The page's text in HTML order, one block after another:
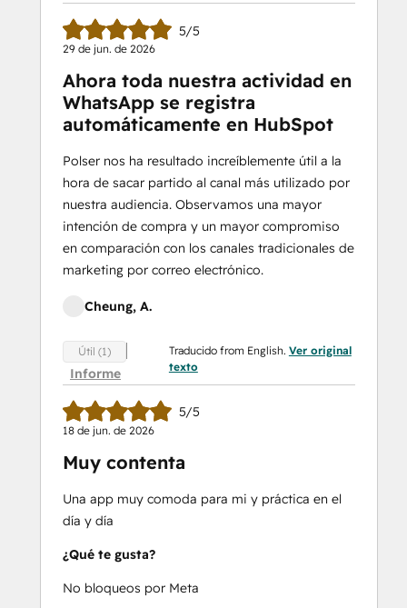
5/5
29 de jun. de 2026
Ahora toda nuestra actividad en
WhatsApp se registra
automáticamente en HubSpot
Polser nos ha resultado increíblemente útil a la
hora de sacar partido al canal más utilizado por
nuestra audiencia. Observamos una mayor
intención de compra y un mayor compromiso
en comparación con los canales tradicionales de
marketing por correo electrónico.
Cheung, A.
Útil (1)
Informe
Traducido from English. Ver original
texto
5/5
18 de jun. de 2026
Muy contenta
Una app muy comoda para mi y práctica en el
día y día
¿Qué te gusta?
No bloqueos por Meta